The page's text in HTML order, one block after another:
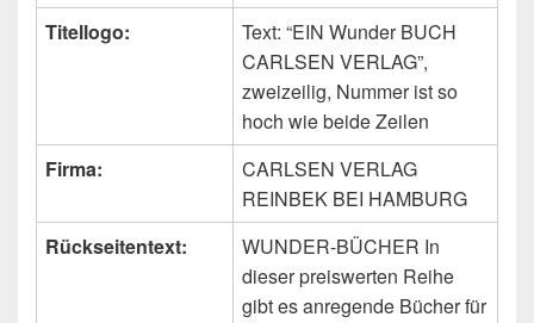
Titellogo:
Text: “EIN Wunder BUCH
CARLSEN VERLAG”,
zweizeilig, Nummer ist so
hoch wie beide Zeilen
Firma:
CARLSEN VERLAG
REINBEK BEI HAMBURG
Rückseitentext:
WUNDER-BÜCHER In
dieser preiswerten Reihe
gibt es anregende Bücher für